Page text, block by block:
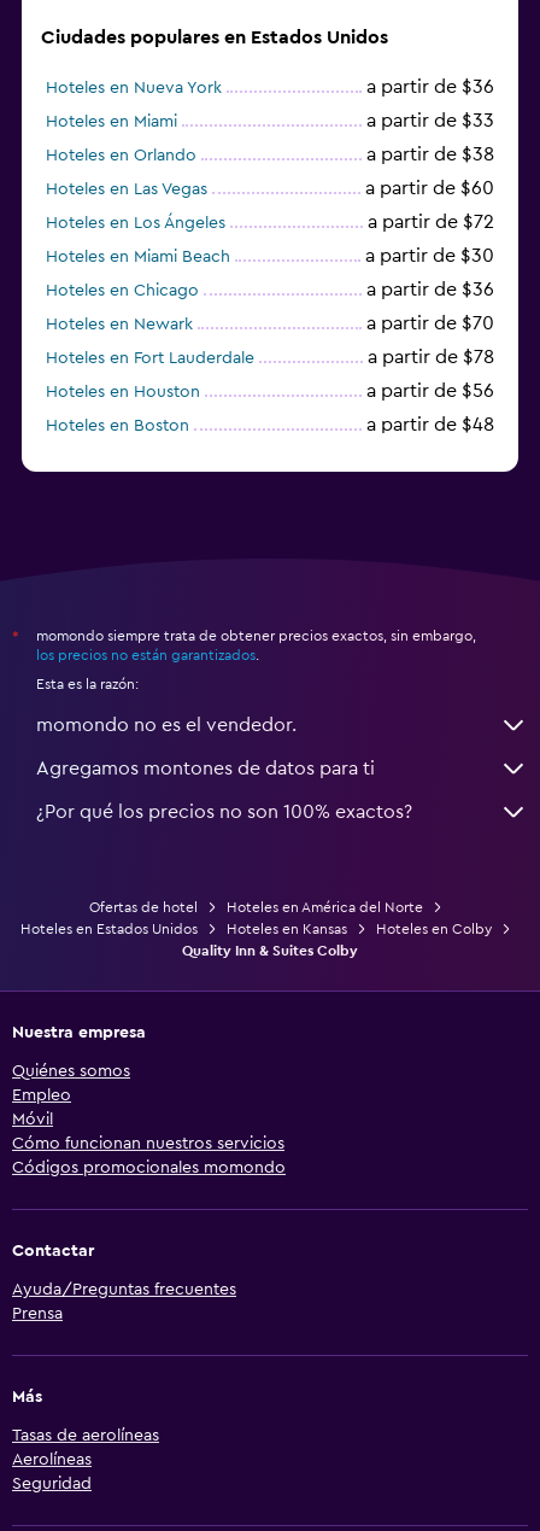
Ciudades populares en Estados Unidos
Hoteles en Nueva York a partir de $36
Hoteles en Miami a partir de $33
Hoteles en Orlando a partir de $38
Hoteles en Las Vegas a partir de $60
Hoteles en Los Ángeles a partir de $72
Hoteles en Miami Beach a partir de $30
Hoteles en Chicago a partir de $36
Hoteles en Newark a partir de $70
Hoteles en Fort Lauderdale a partir de $78
Hoteles en Houston a partir de $56
Hoteles en Boston a partir de $48
*
momondo siempre trata de obtener precios exactos, sin embargo,
los precios no están garantizados
Esta es la razón:
momondo no es el vendedor.
Agregamos montones de datos para ti
¿Por qué los precios no son 100% exactos?
Ofertas de hotel
Hoteles en América del Norte
Hoteles en Estados Unidos
Hoteles en Kansas
Hoteles en Colby
Quality Inn & Suites Colby
Nuestra empresa
Quiénes somos
Empleo
Móvil
Cómo funcionan nuestros servicios
Códigos promocionales momondo
Contactar
Ayuda/Preguntas frecuentes
Prensa
Más
Tasas de aerolíneas
Aerolíneas
Seguridad